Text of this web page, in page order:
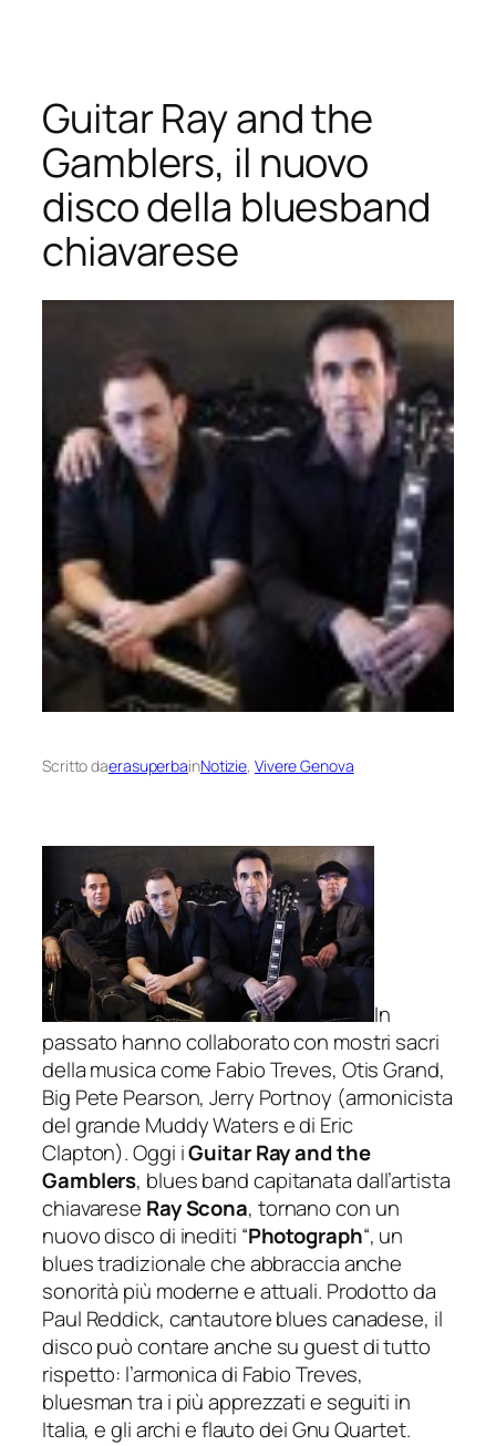
contenuto
Guitar Ray and the
Gamblers, il nuovo
disco della bluesband
chiavarese
Scritto daerasuperbainNotizie, Vivere Genova
In
passato hanno collaborato con mostri sacri
della musica come Fabio Treves, Otis Grand,
Big Pete Pearson, Jerry Portnoy (armonicista
del grande Muddy Waters e di Eric
Clapton). Oggi iGuitar Ray and the
Gamblers, blues band capitanata dall’artista
chiavarese Ray Scona, tornano con un
nuovo disco di inediti “Photograph“, un
blues tradizionale che abbraccia anche
sonorità più moderne e attuali. Prodotto da
Paul Reddick, cantautore blues canadese, il
disco può contare anche su guest di tutto
rispetto: l’armonica di Fabio Treves,
bluesman tra i più apprezzati e seguiti in
Italia, e gli archi e flauto dei Gnu Quartet.